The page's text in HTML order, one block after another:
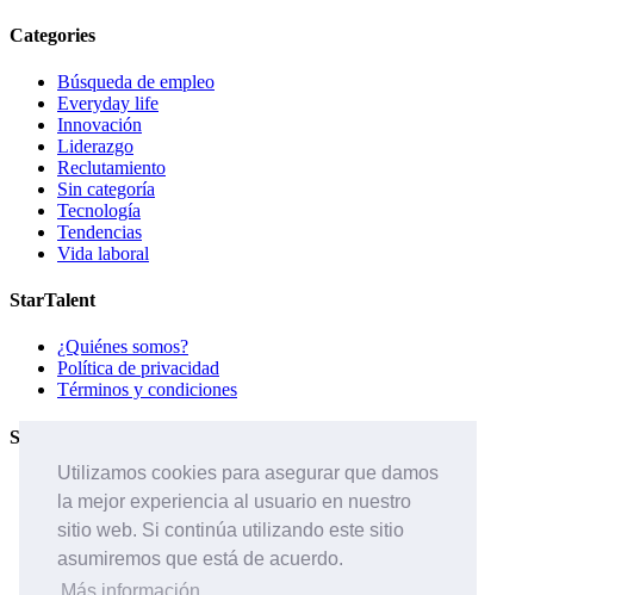
Utilizamos cookies para asegurar que damos
la mejor experiencia al usuario en nuestro
sitio web. Si continúa utilizando este sitio
asumiremos que está de acuerdo.
Categories
Búsqueda de empleo
Everyday life
Innovación
Liderazgo
Reclutamiento
Sin categoría
Tecnología
Tendencias
Vida laboral
StarTalent
¿Quiénes somos?
Política de privacidad
Términos y condiciones
Servicios
Páginas de carreras
Sistema ATS
Contáctanos
Páginas de carreras
Sistema ATS